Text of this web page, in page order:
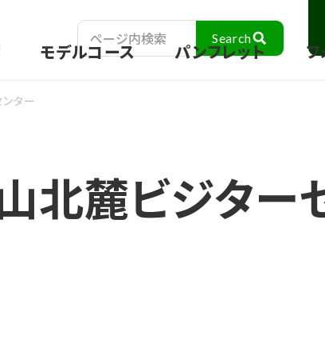
モデルコース パンフレット
ター
北麓ビジター